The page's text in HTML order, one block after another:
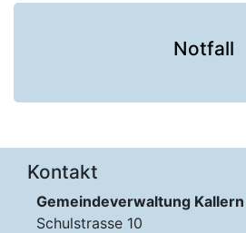
Notfall
Kontakt
Gemeindeverwaltung Kallern
Schulstrasse 10